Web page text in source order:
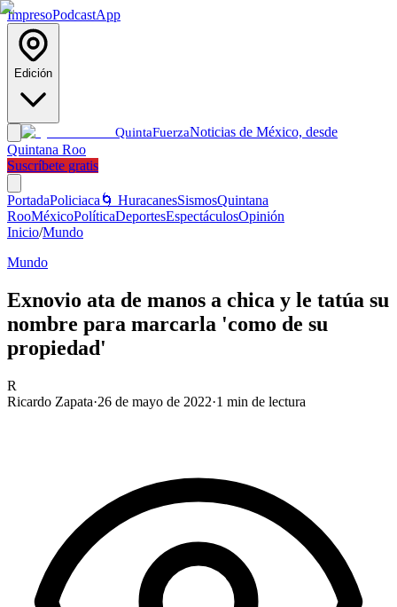
ImpresoPodcastApp
Edición
QuintaFuerzaNoticias de México, desde
Quintana Roo
Suscríbete gratis
PortadaPoliciaca 🌀 HuracanesSismosQuintana
RooMéxicoPolíticaDeportesEspectáculosOpinión
Inicio/Mundo
Mundo
Exnovio ata de manos a chica y le tatúa su
nombre para marcarla 'como de su
propiedad'
R
Ricardo Zapata·26 de mayo de 2022·1 min de lectura